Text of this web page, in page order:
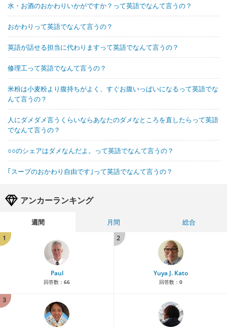
水・お酒のおかわりいかがですか？って英語でなんて言うの？
おかわりって英語でなんて言うの？
英語が話せる担当に代わりますって英語でなんて言うの？
修理工って英語でなんて言うの？
米粉は小麦粉より腹持ちがよく、すぐお腹いっぱいになるって英語でな
んて言うの？
人にダメダメ言うくらいならあなたのダメなところを直したらって英語
でなんて言うの？
○○のシェアはダメなんだよ。って英語でなんて言うの？
｢スープのおかわり自由です｣って英語でなんて言うの？
アンカーランキング
週間 月間
総合
1
Paul
回答数： 66
2
Yuya J. Kato
回答数： 0
3